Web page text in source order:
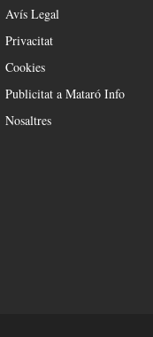
Avís Legal
Privacitat
Cookies
Publicitat a Mataró Info
Nosaltres